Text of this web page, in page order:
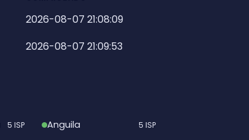
2026-08-07 21:08:09
2026-08-07 21:09:53
5 ISP Anguila 5 ISP